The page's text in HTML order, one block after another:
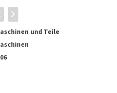
und Teile